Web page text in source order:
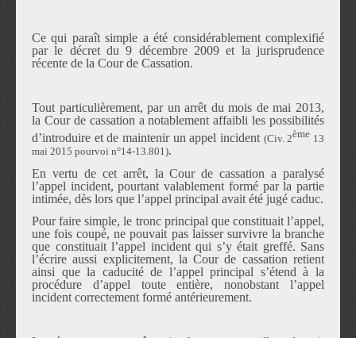
Ce qui paraît simple aété considérablement complexifié
par le décret du 9 décembre 2009 et la jurisprudence
récente de la Cour de Cassation.
Tout particulièrement, par un arrêt du mois de mai 2013,
la Cour de cassation a notablement affaibli les possibilités
d’introduire et de maintenir un appel incident (Civ. 2ème 13
mai 2015 pourvoi n°14-13.801).
En vertu de cet arrêt, la Cour de cassation a paralysé
l’appel incident, pourtant valablement formé par la partie
intimée, dès lors que l’appel principal avait été jugé caduc.
Pour faire simple, le tronc principal que constituait l’appel,
une fois coupé, ne pouvait pas laisser survivre la branche
que constituait l’appel incident qui s’y était greffé. Sans
l’écrire aussi explicitement, la Cour de cassation retient
ainsi que la caducité de l’appel principal s’étendà la
procédure d’appel toute entière, nonobstant l’appel
incident correctement formé antérieurement.